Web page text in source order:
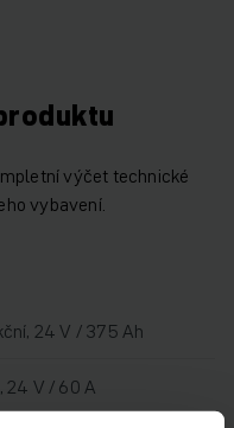
výčet technické
vybavení.
24 V / 375 Ah
24 V / 60 A